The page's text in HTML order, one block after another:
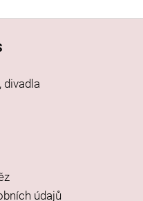
divadla
údajů